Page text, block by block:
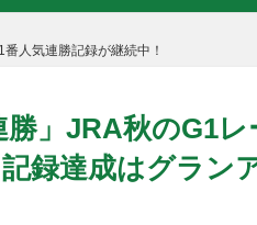
番人気連勝記録が継続中！
勝」JRA秋のG1
録達成はグラン